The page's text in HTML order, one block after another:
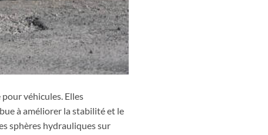
véhicules. Elles
à améliorer la stabilité et le
sphères hydrauliques sur